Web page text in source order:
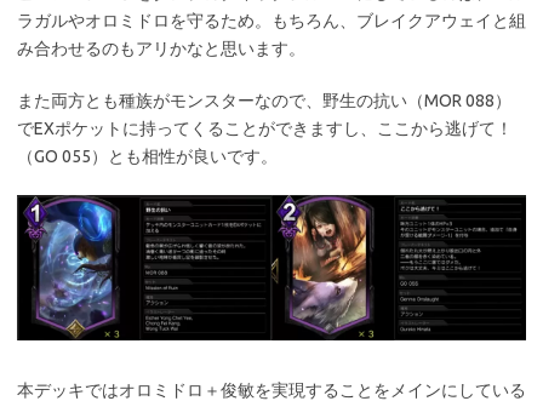
ラガルやオロミドロを守るため。もちろん、ブレイクアウェイと組
み合わせるのもアリかなと思います。
また両方とも種族がモンスターなので、野生の抗い（MOR 088）
でEXポケットに持ってくることができますし、ここから逃げて！
（GO 055）とも相性が良いです。
本デッキではオロミドロ＋俊敏を実現することをメインにしている